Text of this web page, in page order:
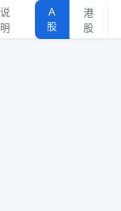
说
明
A
股
港
股